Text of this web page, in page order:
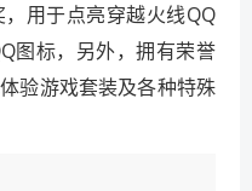
用于点亮穿越火线QQ
图标，另外，拥有荣誉
验游戏套装及各种特殊